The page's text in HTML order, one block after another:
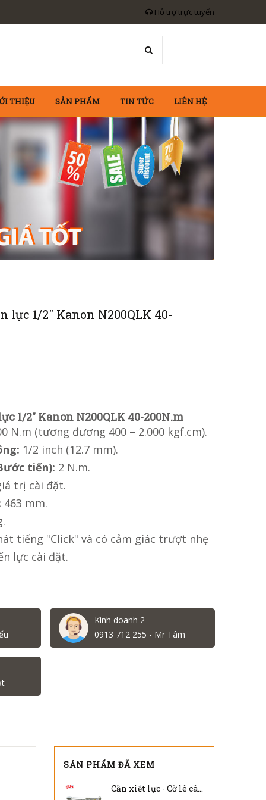
Hỗ trợ trực tuyến
THIỆU SẢN PHẨM TIN TỨC LIÊN HỆ
lực 1/2" Kanon N200QLK 40-
1/2" Kanon N200QLK 40-200N.m
N.m (tương đương 400 – 2.000 kgf.cm).
1/2 inch (12.7 mm).
tiến): 2 N.m.
trị cài đặt.
463 mm.
tiếng "Click" và có cảm giác trượt nhẹ
lực cài đặt.
Kinh doanh 2
0913 712 255 - Mr Tâm
SẢN PHẨM ĐÃ XEM
Cần xiết lực - Cờ lê cân lực 1/2" Kanon N200QLK 40-200N.m